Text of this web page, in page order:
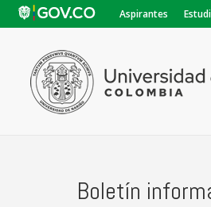
Aspirantes
Boletín